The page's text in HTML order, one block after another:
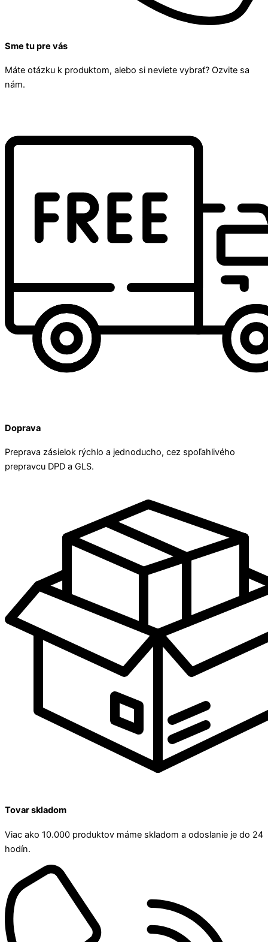
Sme tu pre vás
Máte otázku k produktom, alebo si neviete vybrať? Ozvite sa
nám.
Doprava
Preprava zásielok rýchlo a jednoducho, cez spoľahlivého
prepravcu DPD a GLS.
Tovar skladom
Viac ako 10.000 produktov máme skladom a odoslanie je do 24
hodín.